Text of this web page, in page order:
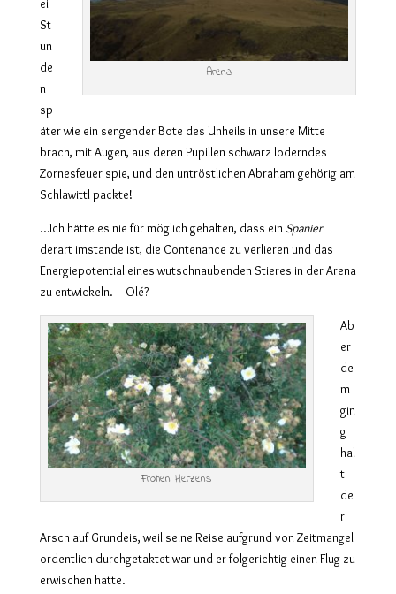
Arena
St
un
de
n
sp
äter wie ein sengender Bote des Unheils in unsere Mitte
brach, mit Augen, aus deren Pupillen schwarz loderndes
Zornesfeuer spie, und den untröstlichen Abraham gehörig am
Schlawittl packte!
…Ich hätte es nie für möglich gehalten, dass ein Spanier
derart imstande ist, die Contenance zu verlieren und das
Energiepotential eines wutschnaubenden Stieres in der Arena
zu entwickeln. – Olé?
Frohen Herzens
Ab
er
de
m
gin
g
hal
t
de
r
Arsch auf Grundeis, weil seine Reise aufgrund von Zeitmangel
ordentlich durchgetaktet war und er folgerichtig einen Flug zu
erwischen hatte.